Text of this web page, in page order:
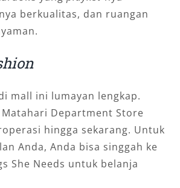
berkualitas, dan ruangan
mall ini lumayan lengkap.
Matahari Department Store
hingga sekarang. Untuk
Anda, Anda bisa singgah ke
She Needs untuk belanja